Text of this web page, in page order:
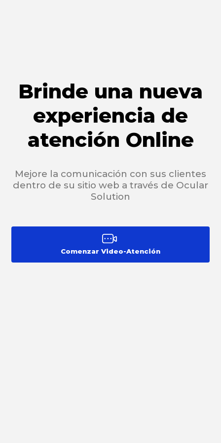
Brinde una nueva
experiencia de
atención Online
Mejore la comunicación con sus clientes
dentro de su sitio web a través de Ocular
Solution
Comenzar Video-Atención